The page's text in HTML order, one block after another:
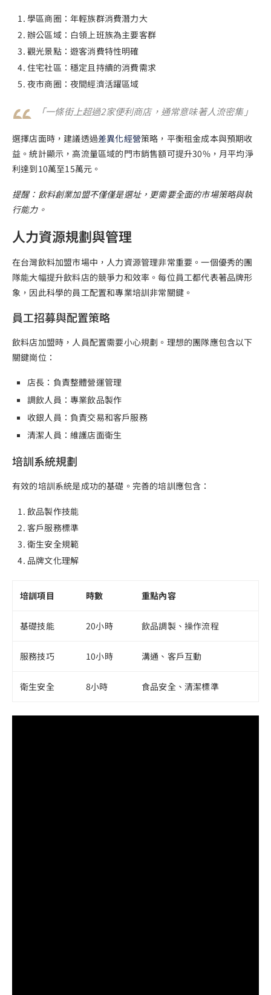
學區商圈：年輕族群消費潛力大
辦公區域：白領上班族為主要客群
觀光景點：遊客消費特性明確
住宅社區：穩定且持續的消費需求
夜市商圈：夜間經濟活躍區域
「一條街上超過2家便利商店，通常意味著人流密集」
選擇店面時，建議透過差異化經營策略，平衡租金成本與預期收
益。統計顯示，高流量區域的門市銷售額可提升30%，月平均淨
利達到10萬至15萬元。
提醒：飲料創業加盟不僅僅是選址，更需要全面的市場策略與執
行能力。
人力資源規劃與管理
在台灣飲料加盟市場中，人力資源管理非常重要。一個優秀的團
隊能大幅提升飲料店的競爭力和效率。每位員工都代表著品牌形
象，因此科學的員工配置和專業培訓非常關鍵。
員工招募與配置策略
飲料店加盟時，人員配置需要小心規劃。理想的團隊應包含以下
關鍵崗位：
店長：負責整體營運管理
調飲人員：專業飲品製作
收銀人員：負責交易和客戶服務
清潔人員：維護店面衛生
培訓系統規劃
有效的培訓系統是成功的基礎。完善的培訓應包含：
飲品製作技能
客戶服務標準
衛生安全規範
品牌文化理解
培訓項目 時數 重點內容
基礎技能 20小時 飲品調製、操作流程
服務技巧 10小時 溝通、客戶互動
衛生安全 8小時 食品安全、清潔標準